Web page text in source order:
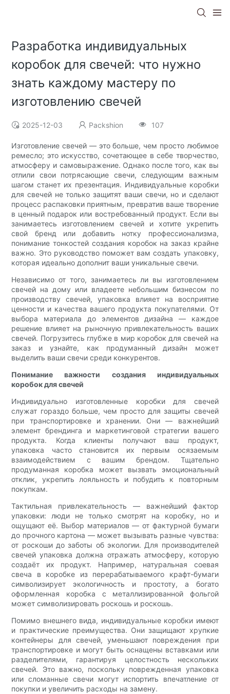
Разработка индивидуальных
коробок для свечей: что нужно
знать каждому мастеру по
изготовлению свечей
2025-12-03 Packshion 107
Изготовление свечей — это больше, чем просто любимое
ремесло; это искусство, сочетающее в себе творчество,
атмосферу и самовыражение. Однако после того, как вы
отлили свои потрясающие свечи, следующим важным
шагом станет их презентация. Индивидуальные коробки
для свечей не только защитят ваши свечи, но и сделают
процесс распаковки приятным, превратив ваше творение
в ценный подарок или востребованный продукт. Если вы
занимаетесь изготовлением свечей и хотите укрепить
свой бренд или добавить нотку профессионализма,
понимание тонкостей создания коробок на заказ крайне
важно. Это руководство поможет вам создать упаковку,
которая идеально дополнит ваши уникальные свечи.
Независимо от того, занимаетесь ли вы изготовлением
свечей на дому или владеете небольшим бизнесом по
производству свечей, упаковка влияет на восприятие
ценности и качества вашего продукта покупателями. От
выбора материала до элементов дизайна — каждое
решение влияет на рыночную привлекательность ваших
свечей. Погрузитесь глубже в мир коробок для свечей на
заказ и узнайте, как продуманный дизайн может
выделить ваши свечи среди конкурентов.
Понимание важности создания индивидуальных
коробок для свечей
Индивидуально изготовленные коробки для свечей
служат гораздо больше, чем просто для защиты свечей
при транспортировке и хранении. Они — важнейший
элемент брендинга и маркетинговой стратегии вашего
продукта. Когда клиенты получают ваш продукт,
упаковка часто становится их первым осязаемым
взаимодействием с вашим брендом. Тщательно
продуманная коробка может вызвать эмоциональный
отклик, укрепить лояльность и побудить к повторным
покупкам.
Тактильная привлекательность — важнейший фактор
упаковки: люди не только смотрят на коробку, но и
ощущают её. Выбор материалов — от фактурной бумаги
до прочного картона — может вызывать разные чувства:
от роскоши до заботы об экологии. Для производителей
свечей упаковка должна отражать атмосферу, которую
создаёт их продукт. Например, натуральная соевая
свеча в коробке из перерабатываемого крафт-бумаги
символизирует экологичность и простоту, а богато
оформленная коробка с металлизированной фольгой
может символизировать роскошь и роскошь.
Помимо внешнего вида, индивидуальные коробки имеют
и практические преимущества. Они защищают хрупкие
контейнеры для свечей, уменьшают повреждения при
транспортировке и могут быть оснащены вставками или
разделителями, гарантируя целостность нескольких
свечей. Это важно, поскольку поврежденная упаковка
или сломанные свечи могут испортить впечатление от
покупки и увеличить расходы на замену.